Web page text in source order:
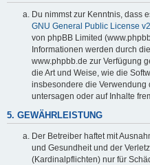
Du nimmst zur Kenntnis, dass
GNU General Public License v2
von phpBB Limited
Informationen werden durch
www.phpbb.de zur Verfügung
die Art und Weise, wie die
insbesondere die Verwendung
untersagen oder auf Inhalte
5. GEWÄHRLEISTUNG
Der Betreiber haftet mit
und Gesundheit und der
(Kardinalpflichten) nur für